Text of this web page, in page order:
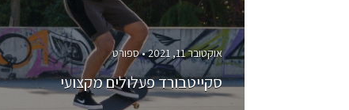
אוקטובר 11, 2021 • ספורט
סקייטבורד פעלולים מקצועי